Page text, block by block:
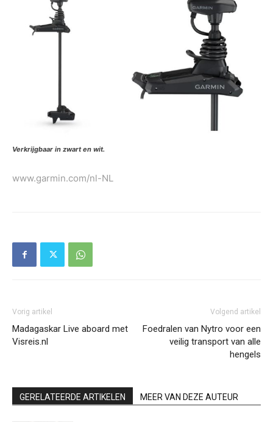
Verkrijgbaar in zwart en wit.
www.garmin.com/nl-NL
Vorig artikel
Madagaskar Live aboard met
Visreis.nl
Volgend artikel
Foedralen van Nytro voor een
veilig transport van alle
hengels
GERELATEERDE ARTIKELEN MEER VAN DEZE AUTEUR